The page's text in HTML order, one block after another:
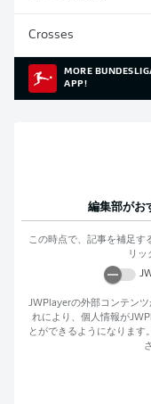
Crosses
MORE
APP!
編集部がお
この時点で、記事を補足す
リッ
JWPlayerの外部コンテン
れにより、個人情報が
とができるようになります